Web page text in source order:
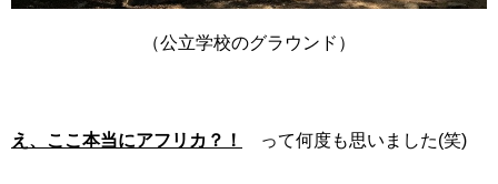
（公立学校のグラウンド）
え、ここ本当にアフリカ？！ って何度も思いました(笑)